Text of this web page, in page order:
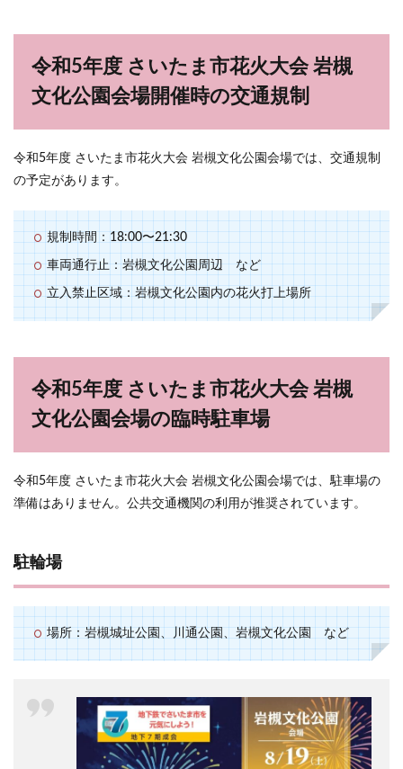
令和5年度 さいたま市花火大会 岩槻
文化公園会場開催時の交通規制
令和5年度 さいたま市花火大会 岩槻文化公園会場では、交通規制
の予定があります。
規制時間：18:00〜21:30
車両通行止：岩槻文化公園周辺 など
立入禁止区域：岩槻文化公園内の花火打上場所
令和5年度 さいたま市花火大会 岩槻
文化公園会場の臨時駐車場
令和5年度 さいたま市花火大会 岩槻文化公園会場では、駐車場の
準備はありません。公共交通機関の利用が推奨されています。
駐輪場
場所：岩槻城址公園、川通公園、岩槻文化公園 など